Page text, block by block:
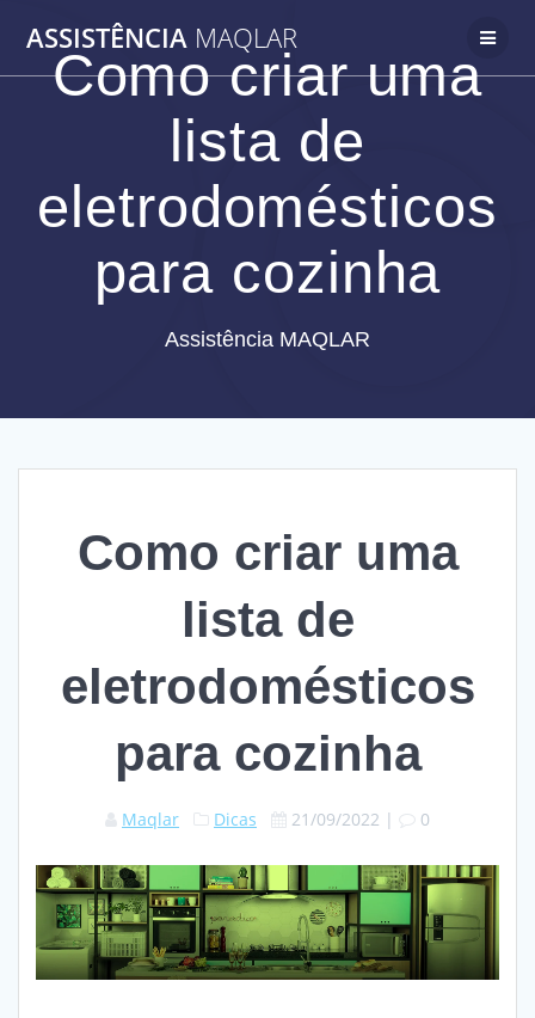
to
content
ASSISTÊNCIA MAQLAR
Como criar uma
lista de
eletrodomésticos
para cozinha
Assistência MAQLAR
Como criar uma
lista de
eletrodomésticos
para cozinha
Maqlar Dicas 21/09/2022 | 0